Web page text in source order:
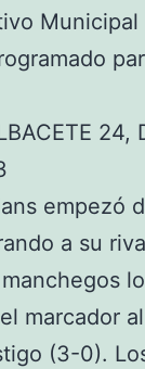
Municipal
24,
empezó
a su
marcador
(3-0).